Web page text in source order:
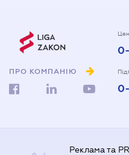
ПРО КОМПАНІЮ
Реклама та PR